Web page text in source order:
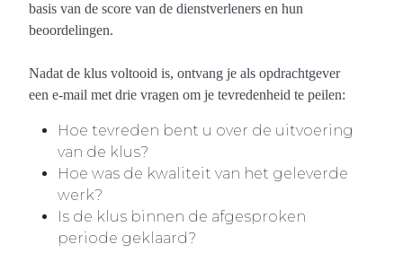
basis van de score van de dienstverleners en hun
beoordelingen.
Nadat de klus voltooid is, ontvang je als opdrachtgever
een e-mail met drie vragen om je tevredenheid te peilen:
Hoe tevreden bent u over de uitvoering
van de klus?
Hoe was de kwaliteit van het geleverde
werk?
Is de klus binnen de afgesproken
periode geklaard?